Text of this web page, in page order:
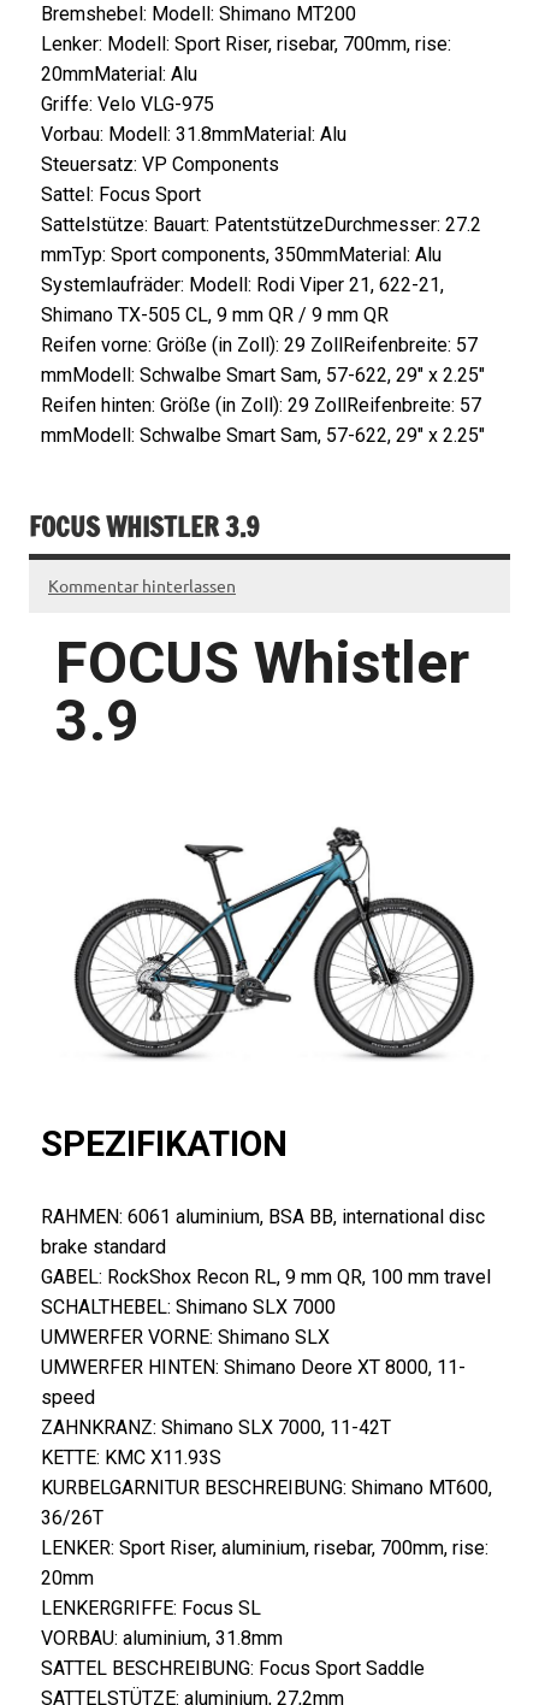
Bremshebel: Modell: Shimano MT200
Lenker: Modell: Sport Riser, risebar, 700mm, rise:
20mmMaterial: Alu
Griffe: Velo VLG-975
Vorbau: Modell: 31.8mmMaterial: Alu
Steuersatz: VP Components
Sattel: Focus Sport
Sattelstütze: Bauart: PatentstützeDurchmesser: 27.2
mmTyp: Sport components, 350mmMaterial: Alu
Systemlaufräder: Modell: Rodi Viper 21, 622-21,
Shimano TX-505 CL, 9 mm QR / 9 mm QR
Reifen vorne: Größe (in Zoll): 29 ZollReifenbreite: 57
mmModell: Schwalbe Smart Sam, 57-622, 29″ x 2.25″
Reifen hinten: Größe (in Zoll): 29 ZollReifenbreite: 57
mmModell: Schwalbe Smart Sam, 57-622, 29″ x 2.25″
FOCUS WHISTLER 3.9
Kommentar hinterlassen
FOCUS Whistler
3.9
SPEZIFIKATION
RAHMEN: 6061 aluminium, BSA BB, international disc
brake standard
GABEL: RockShox Recon RL, 9 mm QR, 100 mm travel
SCHALTHEBEL: Shimano SLX 7000
UMWERFER VORNE: Shimano SLX
UMWERFER HINTEN: Shimano Deore XT 8000, 11-
speed
ZAHNKRANZ: Shimano SLX 7000, 11-42T
KETTE: KMC X11.93S
KURBELGARNITUR BESCHREIBUNG: Shimano MT600,
36/26T
LENKER: Sport Riser, aluminium, risebar, 700mm, rise:
20mm
LENKERGRIFFE: Focus SL
VORBAU: aluminium, 31.8mm
SATTEL BESCHREIBUNG: Focus Sport Saddle
SATTELSTÜTZE: aluminium, 27,2mm